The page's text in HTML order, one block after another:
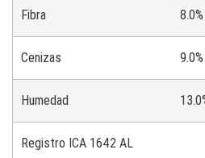
Fibra
Cenizas
Humedad
Registro ICA 1642 AL